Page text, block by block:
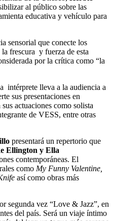
al público sobre las
educativa y vehículo para
sensorial que conecte los
frescura y fuerza de esta
por la crítica como “la
intérprete lleva a la audiencia a
sus presentaciones en
actuaciones como solista
de VESS, entre otras
presentará un repertorio que
Ellington y Ella
contemporáneas. El
como My Funny Valentine,
así como obras más
segunda vez “Love & Jazz”, en
del país. Será un viaje íntimo